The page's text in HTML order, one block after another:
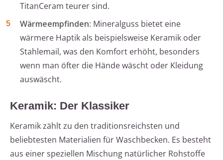
TitanCeram teurer sind.
Wärmeempfinden: Mineralguss bietet eine
wärmere Haptik als beispielsweise Keramik oder
Stahlemail, was den Komfort erhöht, besonders
wenn man öfter die Hände wäscht oder Kleidung
auswäscht.
Keramik: Der Klassiker
Keramik zählt zu den traditionsreichsten und
beliebtesten Materialien für Waschbecken. Es besteht
aus einer speziellen Mischung natürlicher Rohstoffe